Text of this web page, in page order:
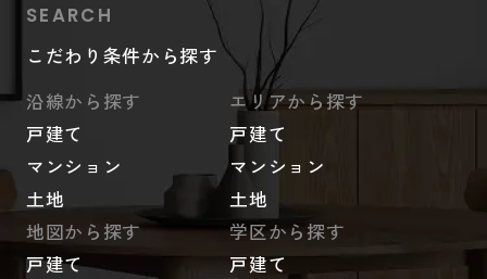
SEARCH
こだわり条件から探す
沿線から探す
戸建て
マンション
土地
エリアから探す
戸建て
マンション
土地
地図から探す
戸建て
学区から探す
戸建て